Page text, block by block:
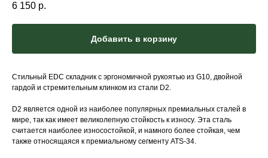
6 150 р.
Добавить в корзину
Стильный EDC складник с эргономичной рукоятью из G10, двойной
гардой и стремительным клинком из стали D2.
D2 является одной из наиболее популярных премиальных сталей в
мире, так как имеет великолепную стойкость к износу. Эта сталь
считается наиболее износостойкой, и намного более стойкая, чем
также относящаяся к премиальному сегменту ATS-34.